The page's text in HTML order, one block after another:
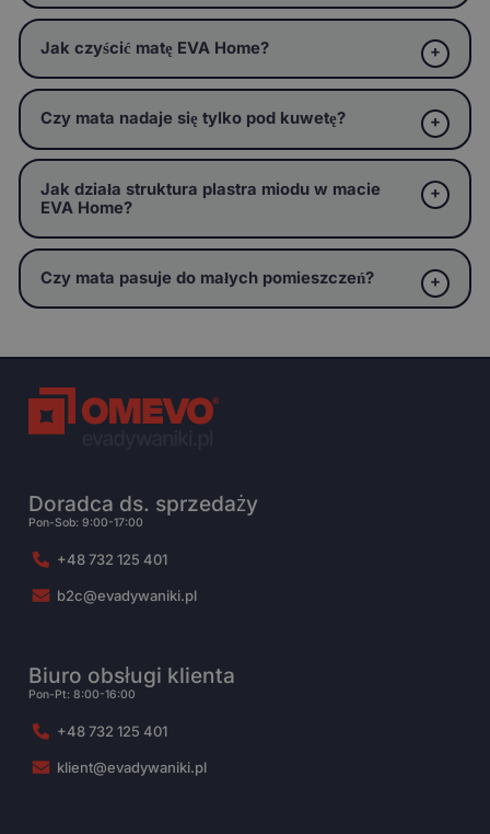
Jak czyścić matę EVA Home?
Czy mata nadaje się tylko pod kuwetę?
Jak działa struktura plastra miodu w macie
EVA Home?
Czy mata pasuje do małych pomieszczeń?
Doradca ds. sprzedaży
Pon-Sob: 9:00-17:00
+48 732 125 401
b2c@evadywaniki.pl
Biuro obsługi klienta
Pon-Pt: 8:00-16:00
+48 732 125 401
klient@evadywaniki.pl